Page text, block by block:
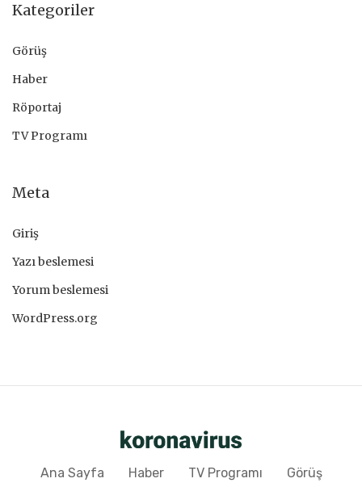
Kategoriler
Görüş
Haber
Röportaj
TV Programı
Meta
Giriş
Yazı beslemesi
Yorum beslemesi
WordPress.org
Ana Sayfa Haber TV Programı Görüş